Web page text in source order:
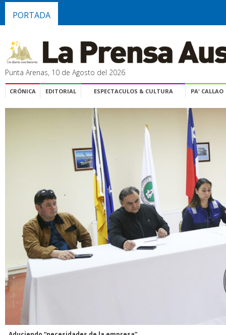
PORTADA
Punta Arenas, 10 de Agosto del 2026
CRÓNICA EDITORIAL ESPECTACULOS & CULTURA PA' CALLAO